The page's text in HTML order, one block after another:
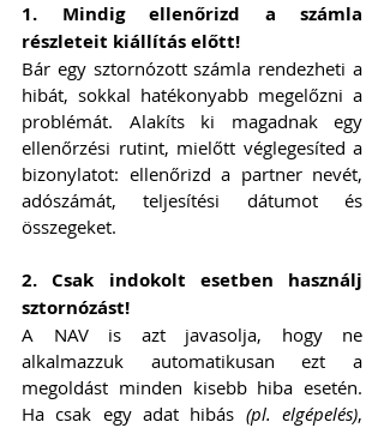
1. Mindig ellenőrizd a számla
részleteit kiállítás előtt!
Bár egy sztornózott számla rendezheti a
hibát, sokkal hatékonyabb megelőzni a
problémát. Alakíts ki magadnak egy
ellenőrzési rutint, mielőtt véglegesíted a
bizonylatot: ellenőrizd a partner nevét,
adószámát, teljesítési dátumot és
összegeket.
2. Csak indokolt esetben használj
sztornózást!
A NAV is azt javasolja, hogy ne
alkalmazzuk automatikusan ezt a
megoldást minden kisebb hiba esetén.
Ha csak egy adat hibás (pl. elgépelés),